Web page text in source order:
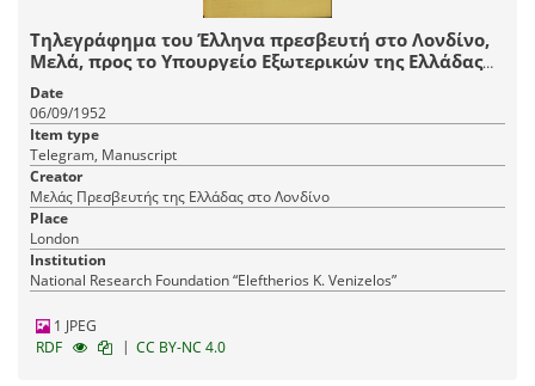
Τηλεγράφημα του Έλληνα πρεσβευτή στο Λονδίνο,
Μελά, προς το Υπουργείο Εξωτερικών της Ελλάδας
με το οποίο ενημερώνει ότι στην τελευταία του
συνάντηση με τον Διευθυντή των Βαλκανικών
Υποθέσεων δεν παρέλειψε να του τονίσει ότι η
δράση του Gale κατά τη διάρκεια της υπηρεσίας του
στην Αθήνα είχε εκτιμηθεί ιδιαιτέρως.
Date
06/09/1952
Item type
Telegram, Manuscript
Creator
Μελάς Πρεσβευτής της Ελλάδας στο Λονδίνο
Place
London
Institution
National Research Foundation “Eleftherios K. Venizelos”
1 JPEG
RDF
| CC BY-NC 4.0